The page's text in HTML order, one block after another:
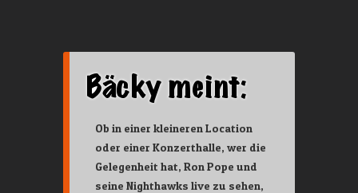
Ob in einer kleineren Location
oder einer Konzerthalle, wer die
Gelegenheit hat, Ron Pope und
seine Nighthawks live zu sehen,